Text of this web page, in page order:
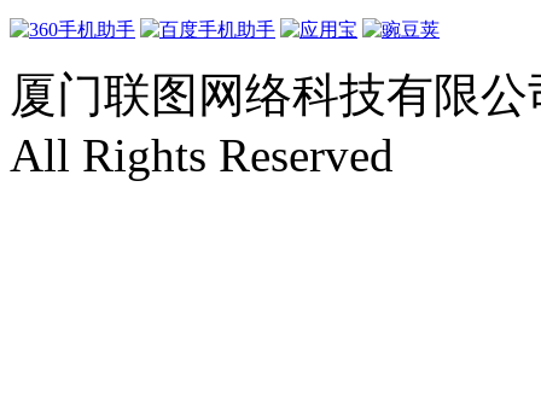
厦门联图网络科技有限公
All Rights Reserved